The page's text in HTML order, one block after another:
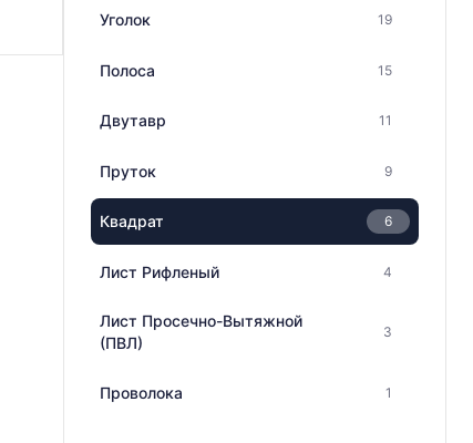
Уголок 19
Полоса 15
Двутавр 11
Пруток 9
Квадрат 6
Лист Рифленый 4
Лист Просечно-Вытяжной
(ПВЛ)
3
Проволока 1